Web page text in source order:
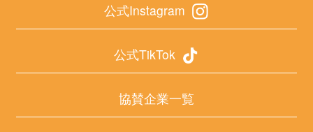
公式Instagram
公式TikTok
協賛企業一覧